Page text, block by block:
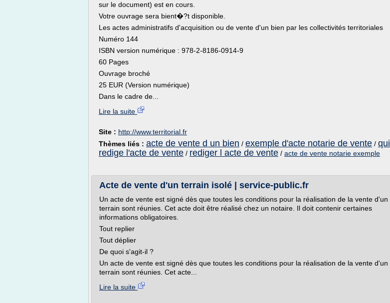
sur le document) est en cours.
Votre ouvrage sera bient�?t disponible.
Les actes administratifs d'acquisition ou de vente d'un bien par les collectivités territoriales
Numéro 144
ISBN version numérique : 978-2-8186-0914-9
60 Pages
Ouvrage broché
25 EUR (Version numérique)
Dans le cadre de...
Lire la suite
Site : http://www.territorial.fr
Thèmes liés : acte de vente d un bien / exemple d'acte notarie de vente / qui
redige l'acte de vente / rediger l acte de vente / acte de vente notarie exemple
Acte de vente d'un terrain isolé | service-public.fr
Un acte de vente est signé dès que toutes les conditions pour la réalisation de la vente d'un
terrain sont réunies. Cet acte doit être réalisé chez un notaire. Il doit contenir certaines
informations obligatoires.
Tout replier
Tout déplier
De quoi s'agit-il ?
Un acte de vente est signé dès que toutes les conditions pour la réalisation de la vente d'un
terrain sont réunies. Cet acte...
Lire la suite